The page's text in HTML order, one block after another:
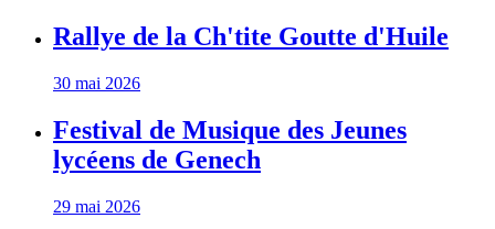
Rallye de la Ch'tite Goutte d'Huile
30 mai 2026
Festival de Musique des Jeunes
lycéens de Genech
29 mai 2026